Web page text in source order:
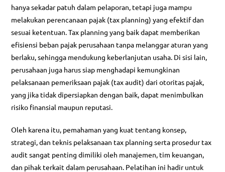
hanya sekadar patuh dalam pelaporan, tetapi juga mampu
melakukan perencanaan pajak (tax planning) yang efektif dan
sesuai ketentuan. Tax planning yang baik dapat memberikan
efisiensi beban pajak perusahaan tanpa melanggar aturan yang
berlaku, sehingga mendukung keberlanjutan usaha. Di sisi lain,
perusahaan juga harus siap menghadapi kemungkinan
pelaksanaan pemeriksaan pajak (tax audit) dari otoritas pajak,
yang jika tidak dipersiapkan dengan baik, dapat menimbulkan
risiko finansial maupun reputasi.
Oleh karena itu, pemahaman yang kuat tentang konsep,
strategi, dan teknis pelaksanaan tax planning serta prosedur tax
audit sangat penting dimiliki oleh manajemen, tim keuangan,
dan pihak terkait dalam perusahaan. Pelatihan ini hadir untuk